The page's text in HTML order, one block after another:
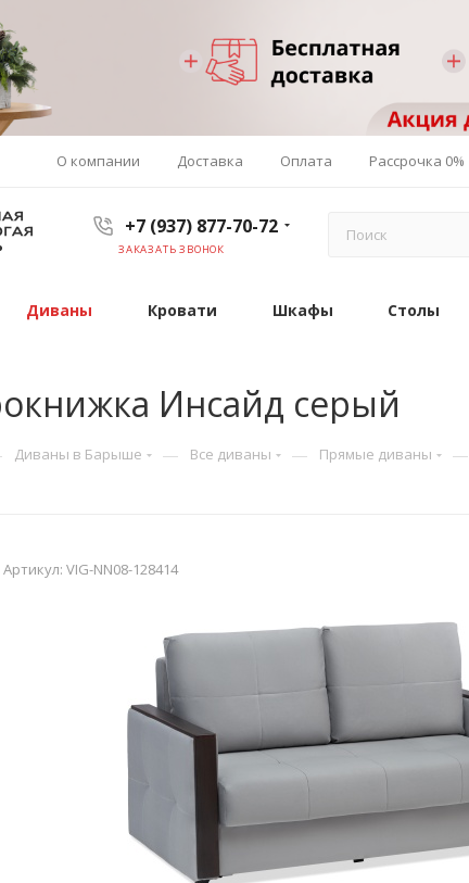
О компании Доставка Оплата Рассрочка 0%
+7 (937) 877-70-72
ЗАКАЗАТЬ ЗВОНОК
Диваны Кровати Шкафы Столы
Инсайд серый
Диваны в Барыше — Все диваны — Прямые диваны —
Артикул: VIG-NN08-128414